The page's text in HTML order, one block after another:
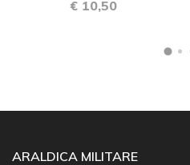
€ 10,50
ARALDICA MILITARE